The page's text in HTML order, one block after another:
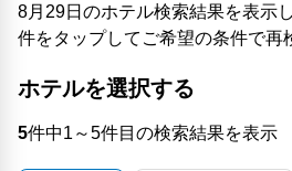
8月29日のホテル検索結果を表示
件をタップしてご希望の条件で再
ホテルを選択する
5件中1～5件目の検索結果を表示